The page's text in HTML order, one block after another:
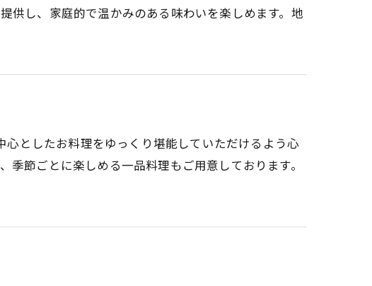
供し、家庭的で温かみのある味わいを楽しめます。地
心としたお料理をゆっくり堪能していただけるよう心
節ごとに楽しめる一品料理もご用意しております。